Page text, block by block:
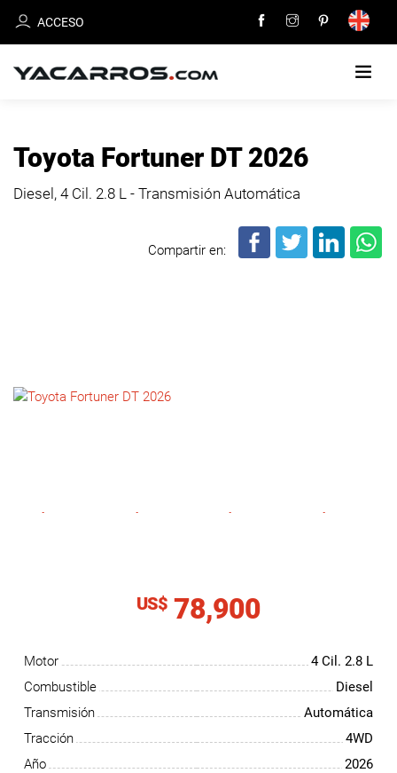
ACCESO
EN
NOTICIAS
Toyota Fortuner DT 2026
Diesel, 4 Cil. 2.8 L - Transmisión Automática
Compartir en:
US$ 78,900
Motor 4 Cil. 2.8 L
Combustible
Diesel
Transmisión
Automática
Tracción
4WD
Año
2026